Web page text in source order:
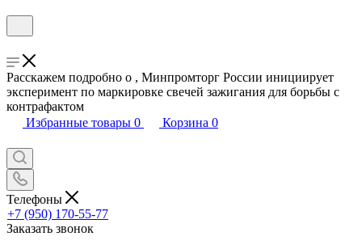
Расскажем подробно о , Минпромторг России инициирует
эксперимент по маркировке свечей зажигания для борьбы с
контрафактом
Избранные товары 0 Корзина 0
Телефоны
+7 (950) 170-55-77
Заказать звонок